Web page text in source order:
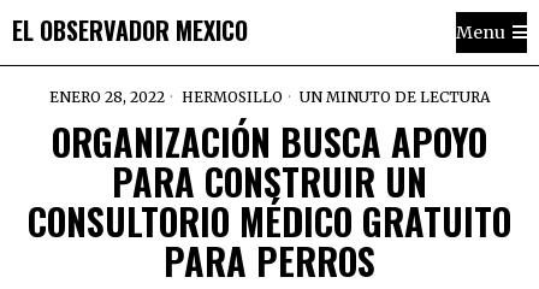
EL OBSERVADOR MEXICO Menu
ENERO 28, 2022 HERMOSILLO UN MINUTO DE LECTURA
ORGANIZACIÓN BUSCA APOYO
PARA CONSTRUIR UN
CONSULTORIO MÉDICO GRATUITO
PARA PERROS